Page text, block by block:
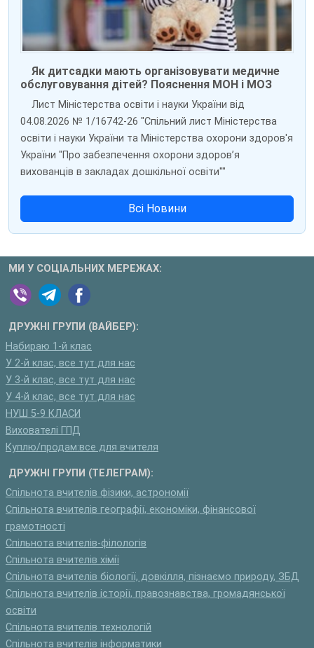
Як дитсадки мають організовувати медичне
обслуговування дітей? Пояснення МОН і МОЗ
Лист Міністерства освіти і науки України від
04.08.2026 № 1/16742-26 "Спільний лист Міністерства
освіти і науки України та Міністерства охорони здоров'я
України "Про забезпечення охорони здоров’я
вихованців в закладах дошкільної освіти""
Всі Новини
МИ У СОЦІАЛЬНИХ МЕРЕЖАХ:
ДРУЖНІ ГРУПИ (ВАЙБЕР):
Набираю 1-й клас
У 2-й клас, все тут для нас
У 3-й клас, все тут для нас
У 4-й клас, все тут для нас
НУШ 5-9 КЛАСИ
Вихователі ГПД
Куплю/продам:все для вчителя
ДРУЖНІ ГРУПИ (ТЕЛЕГРАМ):
Спільнота вчителів фізики, астрономії
Спільнота вчителів географії, економіки, фінансової
грамотності
Спільнота вчителів-філологів
Спільнота вчителів хімії
Спільнота вчителів біології, довкілля, пізнаємо природу, ЗБД
Спільнота вчителів історії, правознавства, громадянської
освіти
Спільнота вчителів технологій
Спільнота вчителів інформатики